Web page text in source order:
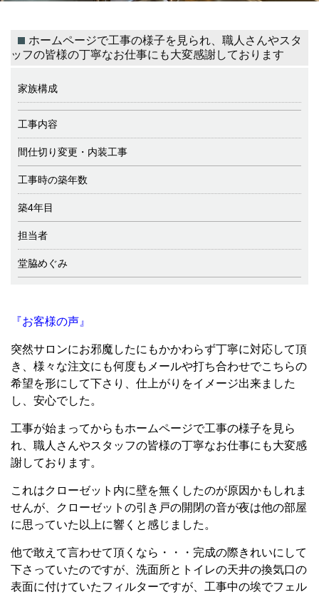
ホームページで工事の様子を見られ、職人さんやスタ
ッフの皆様の丁寧なお仕事にも大変感謝しております
家族構成
工事内容
間仕切り変更・内装工事
工事時の築年数
築4年目
担当者
堂脇めぐみ
『お客様の声』
突然サロンにお邪魔したにもかかわらず丁寧に対応して頂
き、様々な注文にも何度もメールや打ち合わせでこちらの
希望を形にして下さり、仕上がりをイメージ出来ました
し、安心でした。
工事が始まってからもホームページで工事の様子を見ら
れ、職人さんやスタッフの皆様の丁寧なお仕事にも大変感
謝しております。
これはクローゼット内に壁を無くしたのが原因かもしれま
せんが、クローゼットの引き戸の開閉の音が夜は他の部屋
に思っていた以上に響くと感じました。
他で敢えて言わせて頂くなら・・・完成の際きれいにして
下さっていたのですが、洗面所とトイレの天井の換気口の
表面に付けていたフィルターですが、工事中の埃でフェル